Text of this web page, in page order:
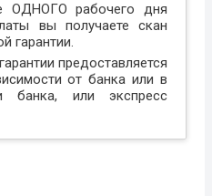
ОДНОГО рабочего дня
вы получаете скан
гарантии.
предоставляется
от банка или в
банка, или экспресс